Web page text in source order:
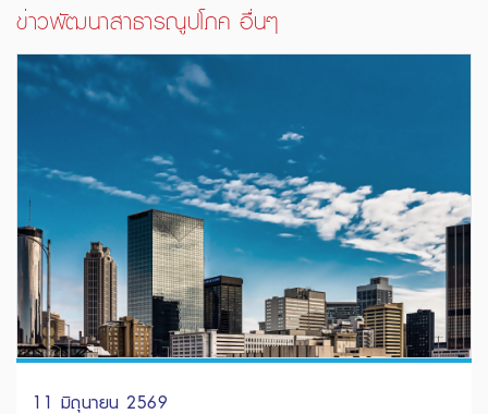
ข่าวพัฒนาสาธารณูปโภค อื่นๆ
11 มิถุนายน 2569